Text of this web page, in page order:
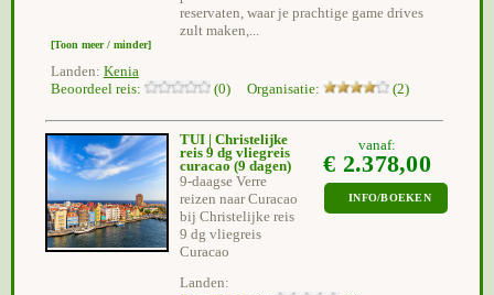
reservaten, waar je prachtige game drives
zult maken,...
[Toon meer / minder]
Landen: Kenia
Beoordeel reis:
(0) Organisatie: (2)
vanaf:
€ 2.378,00
INFO/BOEKEN
TUI | Christelijke
reis 9 dg vliegreis
curacao (9 dagen)
9-daagse Verre
reizen naar Curacao
bij Christelijke reis
9 dg vliegreis
Curacao
Landen: